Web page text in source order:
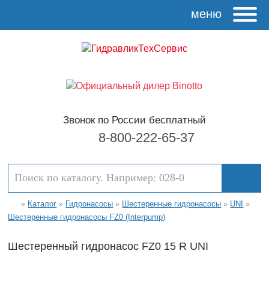
меню
Звонок по России бесплатный
8-800-222-65-37
» Каталог » Гидронасосы » Шестеренные гидронасосы » UNI »
Шестеренные гидронасосы FZ0 (Interpump)
Шестеренный гидронасос FZ0 15 R UNI